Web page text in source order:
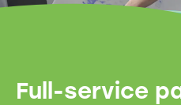
Full-service